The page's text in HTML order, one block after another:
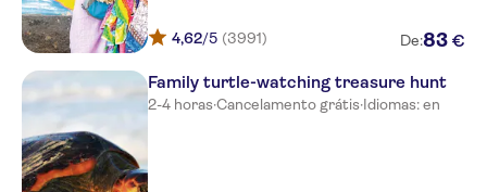
4,62/5 (3991) De:83 €
Family turtle-watching treasure hunt
2-4 horas·Cancelamento grátis·Idiomas: en